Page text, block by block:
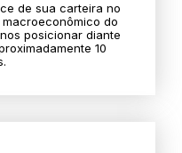
de sua carteira no
do
posicionar diante
10